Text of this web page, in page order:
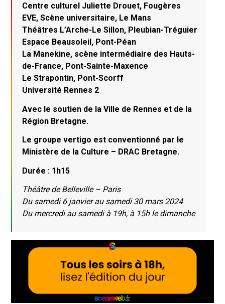
Centre culturel Juliette Drouet, Fougères
EVE, Scène universitaire, Le Mans
Théâtres L’Arche-Le Sillon, Pleubian-Tréguier
Espace Beausoleil, Pont-Péan
La Manekine, scène intermédiaire des Hauts-
de-France, Pont-Sainte-Maxence
Le Strapontin, Pont-Scorff
Université Rennes 2
Avec le soutien de la Ville de Rennes et de la
Région Bretagne.
Le groupe vertigo est conventionné par le
Ministère de la Culture – DRAC Bretagne.
Durée : 1h15
Théâtre de Belleville – Paris
Du samedi 6 janvier au samedi 30 mars 2024
Du mercredi au samedi à 19h, à 15h le dimanche